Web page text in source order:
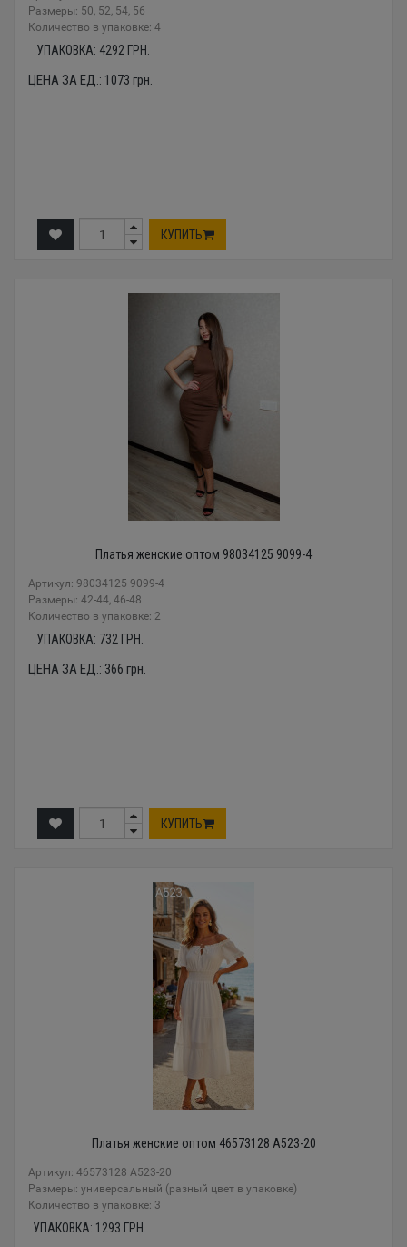
Размеры: 50, 52, 54, 56
Количество в упаковке: 4
УПАКОВКА: 4292 ГРН.
ЦЕНА ЗА ЕД.: 1073 грн.
КУПИТЬ
Платья женские оптом 98034125 9099-4
Артикул: 98034125 9099-4
Размеры: 42-44, 46-48
Количество в упаковке: 2
УПАКОВКА: 732 ГРН.
ЦЕНА ЗА ЕД.: 366 грн.
КУПИТЬ
Платья женские оптом 46573128 А523-20
Артикул: 46573128 А523-20
Размеры: универсальный (разный цвет в упаковке)
Количество в упаковке: 3
УПАКОВКА: 1293 ГРН.